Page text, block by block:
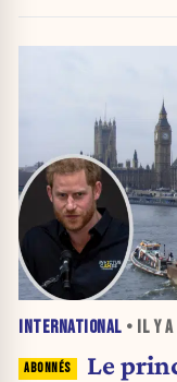
INTERNATIONAL • IL Y A
Le